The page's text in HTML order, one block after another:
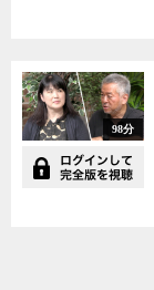
98分